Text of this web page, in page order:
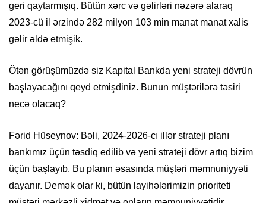
geri qaytarmışıq. Bütün xərc və gəlirləri nəzərə alaraq
2023-cü il ərzində 282 milyon 103 min manat manat xalis
gəlir əldə etmişik.
Ötən görüşümüzdə siz Kapital Bankda yeni strateji dövrün
başlayacağını qeyd etmişdiniz. Bunun müştərilərə təsiri
necə olacaq?
Fərid Hüseynov: Bəli, 2024-2026-cı illər strateji planı
bankımız üçün təsdiq edilib və yeni strateji dövr artıq bizim
üçün başlayıb. Bu planın əsasında müştəri məmnuniyyəti
dayanır. Demək olar ki, bütün layihələrimizin prioriteti